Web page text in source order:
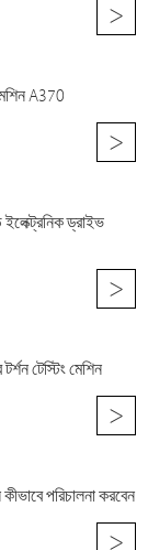
>
A370
>
ড্রাইভ
>
টেস্টিং মেশিন
>
পরিচালনা করবেন
>